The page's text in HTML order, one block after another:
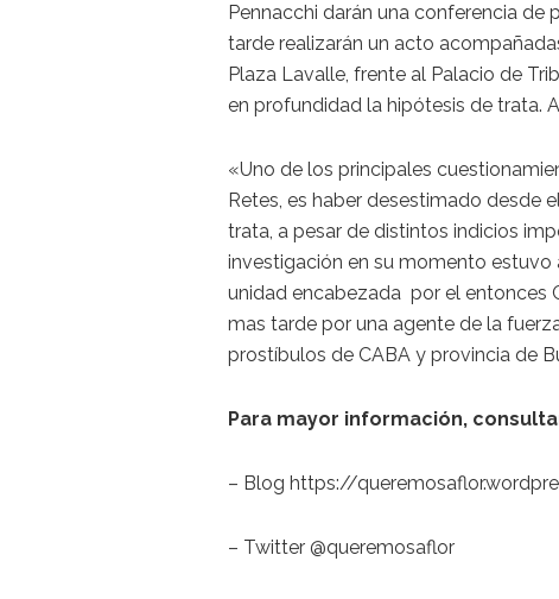
Pennacchi darán una conferencia de
tarde realizarán un acto
Plaza Lavalle, frente al Palacio de
en profundidad la hipótesis de trata.
«Uno de los principales
Retes, es haber desestimado desde
trata, a pesar de distintos indicios
investigación en su momento estuvo
unidad encabezada por el entonces
mas tarde por una agente de la
prostíbulos de CABA y provincia de
Para mayor información,
– Blog https://
– Twitter @queremosaflor